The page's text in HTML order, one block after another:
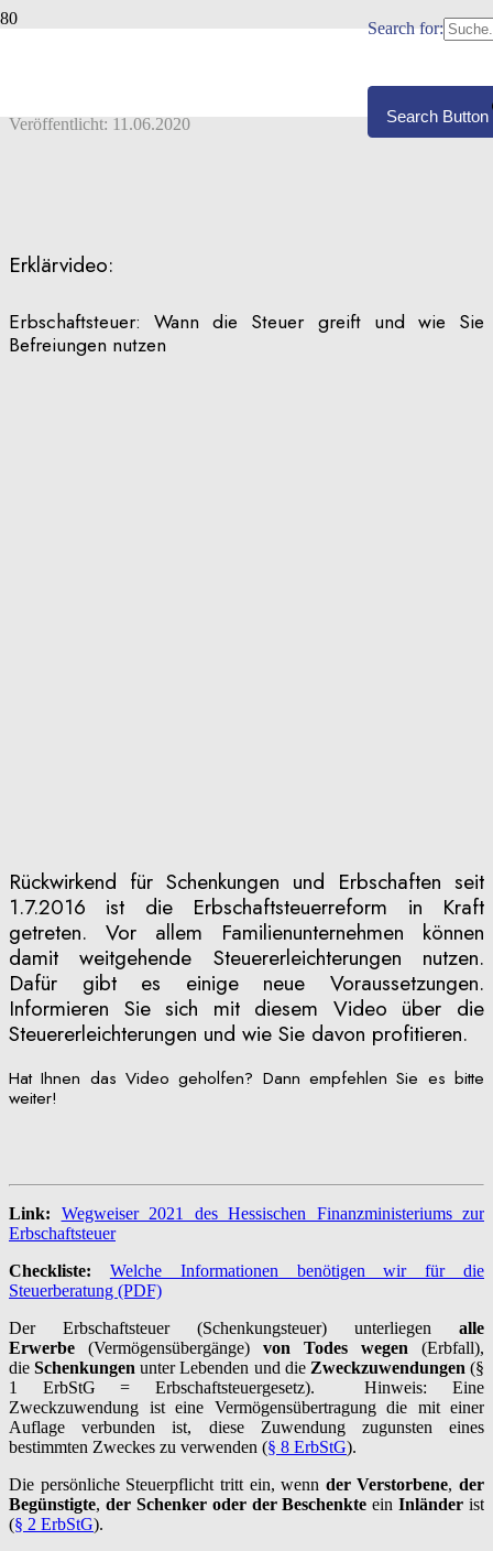
Search for:
Search Button
Veröffentlicht: 11.06.2020
Erklärvideo:
Erbschaftsteuer: Wann die Steuer greift und wie Sie
Befreiungen nutzen
Rückwirkend für Schenkungen und Erbschaften seit
1.7.2016 ist die Erbschaftsteuerreform in Kraft
getreten. Vor allem Familienunternehmen können
damit weitgehende Steuererleichterungen nutzen.
Dafür gibt es einige neue Voraussetzungen.
Informieren Sie sich mit diesem Video über die
Steuererleichterungen und wie Sie davon profitieren.
Hat Ihnen das Video geholfen? Dann empfehlen Sie es bitte
weiter!
Link:
Wegweiser 2021 des Hessischen Finanzministeriums zur
Erbschaftsteuer
Checkliste:
Welche Informationen benötigen wir für die
Steuerberatung (PDF)
Der Erbschaftsteuer (Schenkungsteuer) unterliegen alle
Erwerbe (Vermögensübergänge) von Todes wegen (Erbfall),
dieSchenkungen unter Lebenden und die Zweckzuwendungen (§
1 ErbStG = Erbschaftsteuergesetz). Hinweis: Eine
Zweckzuwendung ist eine Vermögensübertragung die mit einer
Auflage verbunden ist, diese Zuwendung zugunsten eines
bestimmten Zweckes zu verwenden (§ 8 ErbStG).
Die persönliche Steuerpflicht tritt ein, wenn der Verstorbene, der
Begünstigte, der Schenker oder der Beschenkte einInländer ist
(§ 2 ErbStG).